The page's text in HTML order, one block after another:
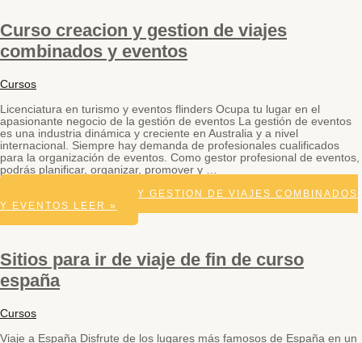
Curso creacion y gestion de viajes
combinados y eventos
Cursos
Licenciatura en turismo y eventos flinders Ocupa tu lugar en el
apasionante negocio de la gestión de eventos La gestión de eventos
es una industria dinámica y creciente en Australia y a nivel
internacional. Siempre hay demanda de profesionales cualificados
para la organización de eventos. Como gestor profesional de eventos,
podrás planificar, organizar, promover y …
CURSO CREACION Y GESTION DE VIAJES COMBINADOS
Y EVENTOS LEER »
Sitios para ir de viaje de fin de curso
españa
Cursos
Viaje a España Disfrute de los lugares más famosos de España en un